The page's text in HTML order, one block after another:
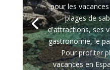
pour les
plages de
d'attractions, ses
gastronomie, le
Pour profiter
vacances en